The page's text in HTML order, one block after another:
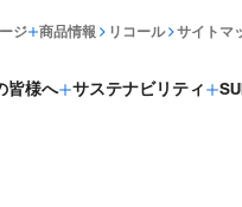
皆様へ サステナビリティ
ジ 商品情報 リコール サイトマ